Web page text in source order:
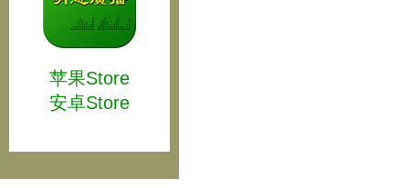
苹果Store
安卓Store